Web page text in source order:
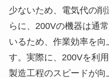
少ないため、電気代の
らに、200Vの機器は通
いるため、作業効率を
す。実際に、200Vを利
製造工程のスピードが